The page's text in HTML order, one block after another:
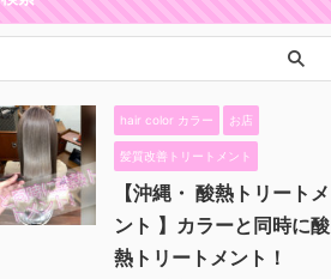
hair color カラー お店
髪質改善トリートメント
【沖縄・ 酸熱トリートメ
ント 】カラーと同時に酸
熱トリートメント！